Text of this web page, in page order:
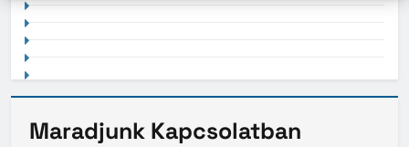
Maradjunk Kapcsolatban